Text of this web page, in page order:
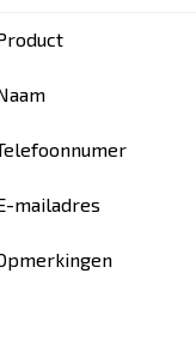
mailadres